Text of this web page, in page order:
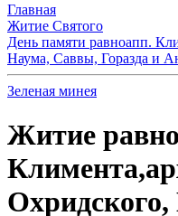
Главная
Житие Святого
День памяти равноапп.
Наума, Саввы, Горазда и
Зеленая минея
Житие
Охридского,